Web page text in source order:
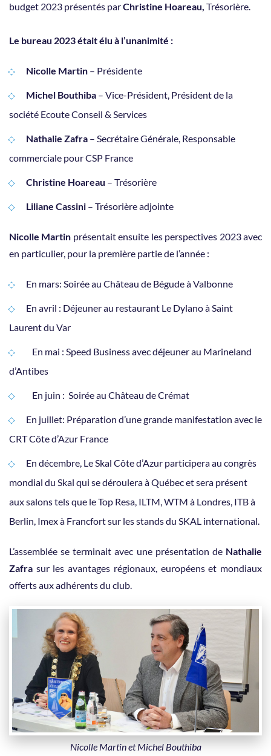
budget 2023 présentés parChristine Hoareau, Trésorière.
Le bureau 2023 était élu à l’unanimité :
Nicolle Martin – Présidente
Michel Bouthiba – Vice-Président, Président de la
société Ecoute Conseil & Services
Nathalie Zafra – Secrétaire Générale, Responsable
commerciale pour CSP France
Christine Hoareau – Trésorière
Liliane Cassini – Trésorière adjointe
Nicolle Martin présentait ensuite les perspectives 2023 avec
en particulier, pour la première partie de l’année :
En mars: Soirée au Château de Bégude à Valbonne
En avril : Déjeuner au restaurant Le Dylano à Saint
Laurent du Var
En mai : Speed Business avec déjeuner au Marineland
d’Antibes
En juin : Soirée au Château de Crémat
En juillet: Préparation d’une grande manifestation avec le
CRT Côte d’Azur France
En décembre, Le Skal Côte d’Azur participera au congrès
mondial du Skal qui se déroulera à Québec et sera présent
aux salons tels que le Top Resa, ILTM, WTM à Londres, ITB à
Berlin, Imex à Francfort sur les stands du SKAL international.
L’assemblée se terminait avec une présentation de Nathalie
Zafra sur les avantages régionaux, européens et mondiaux
offerts aux adhérents du club.
Nicolle Martin et Michel Bouthiba